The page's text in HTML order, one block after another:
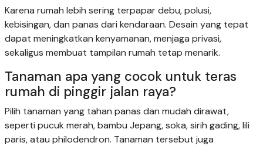
Karena rumah lebih sering terpapar debu, polusi,
kebisingan, dan panas dari kendaraan. Desain yang tepat
dapat meningkatkan kenyamanan, menjaga privasi,
sekaligus membuat tampilan rumah tetap menarik.
Tanaman apa yang cocok untuk teras
rumah di pinggir jalan raya?
Pilih tanaman yang tahan panas dan mudah dirawat,
seperti pucuk merah, bambu Jepang, soka, sirih gading, lili
paris, atau philodendron. Tanaman tersebut juga